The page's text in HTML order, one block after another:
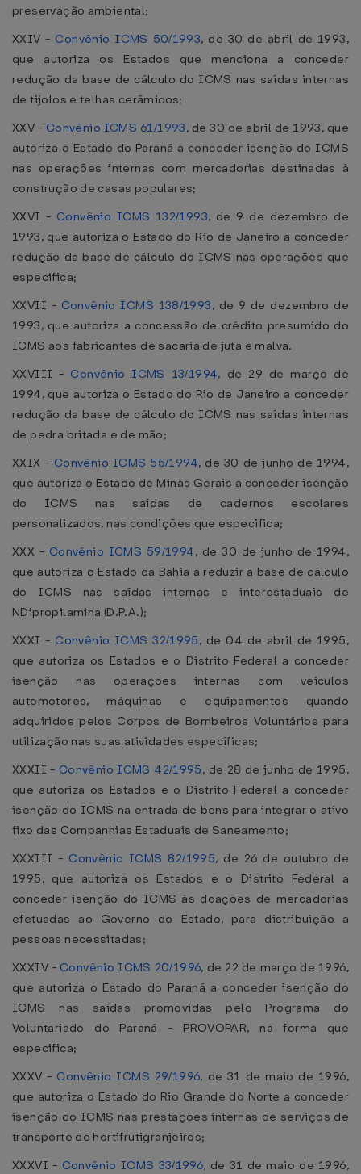
preservação ambiental;
XXIV - Convênio ICMS 50/1993, de 30 de abril de 1993,
que autoriza os Estados que menciona a conceder
redução da base de cálculo do ICMS nas saídas internas
de tijolos e telhas cerâmicos;
XXV - Convênio ICMS 61/1993, de 30 de abril de 1993, que
autoriza o Estado do Paraná a conceder isenção do ICMS
nas operações internas com mercadorias destinadas à
construção de casas populares;
XXVI - Convênio ICMS 132/1993, de 9 de dezembro de
1993, que autoriza o Estado do Rio de Janeiro a conceder
redução da base de cálculo do ICMS nas operações que
especifica;
XXVII - Convênio ICMS 138/1993, de 9 de dezembro de
1993, que autoriza a concessão de crédito presumido do
ICMS aos fabricantes de sacaria de juta e malva.
XXVIII - Convênio ICMS 13/1994, de 29 de março de
1994, que autoriza o Estado do Rio de Janeiro a conceder
redução da base de cálculo do ICMS nas saídas internas
de pedra britada e de mão;
XXIX - Convênio ICMS 55/1994, de 30 de junho de 1994,
que autoriza o Estado de Minas Gerais a conceder isenção
do ICMS nas saídas de cadernos escolares
personalizados, nas condições que especifica;
XXX - Convênio ICMS 59/1994, de 30 de junho de 1994,
que autoriza o Estado da Bahia a reduzir a base de cálculo
do ICMS nas saídas internas e interestaduais de
NDipropilamina (D.P.A.);
XXXI - Convênio ICMS 32/1995, de 04 de abril de 1995,
que autoriza os Estados e o Distrito Federal a conceder
isenção nas operações internas com veiculos
automotores, máquinas e equipamentos quando
adquiridos pelos Corpos de Bombeiros Voluntários para
utilização nas suas atividades específicas;
XXXII - Convênio ICMS 42/1995, de 28 de junho de 1995,
que autoriza os Estados e o Distrito Federal a conceder
isenção do ICMS na entrada de bens para integrar o ativo
fixo das Companhias Estaduais de Saneamento;
XXXIII - Convênio ICMS 82/1995, de 26 de outubro de
1995, que autoriza os Estados e o Distrito Federal a
conceder isenção do ICMS às doações de mercadorias
efetuadas ao Governo do Estado, para distribuição a
pessoas necessitadas;
XXXIV - Convênio ICMS 20/1996, de 22 de março de 1996,
que autoriza o Estado do Paraná a conceder isenção do
ICMS nas saídas promovidas pelo Programa do
Voluntariado do Paraná - PROVOPAR, na forma que
especifica;
XXXV - Convênio ICMS 29/1996, de 31 de maio de 1996,
que autoriza o Estado do Rio Grande do Norte a conceder
isenção do ICMS nas prestações internas de serviços de
transporte de hortifrutigranjeiros;
XXXVI - Convênio ICMS 33/1996, de 31 de maio de 1996,